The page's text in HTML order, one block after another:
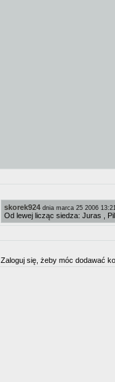
skorek924 dnia marca 25 2006
Od lewej licząc siedza: Juras ,
Zaloguj się, żeby móc dodawać